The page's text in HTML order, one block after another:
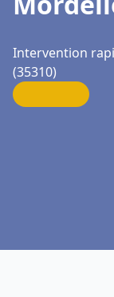
Intervention
(35310)